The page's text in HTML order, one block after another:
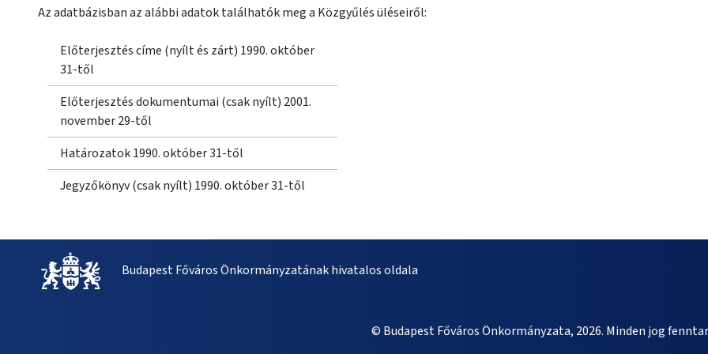
Az adatbázisban az alábbi adatok találhatók meg a Közgyűlés üléseiről:
Előterjesztés címe (nyílt és zárt) 1990. október
31-től
Előterjesztés dokumentumai (csak nyílt) 2001.
november 29-től
Határozatok 1990. október 31-től
Jegyzőkönyv (csak nyílt) 1990. október 31-től
Budapest Főváros Önkormányzatának hivatalos oldala
© Budapest Főváros Önkormányzata, 2026. Minden jog